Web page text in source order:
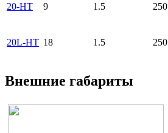
20-HT 9 1.5 250
20L-HT 18 1.5 250
Внешние габариты